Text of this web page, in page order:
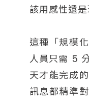
該用感性還
這種「規模
人員只需 5
天才能完成
訊息都精準